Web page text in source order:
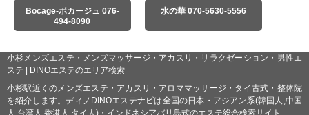
Bocage-ボカージュ 076-
494-8090
水の華 070-5630-5556
小杉メンズエステ・メンズマッサージ・アカスリ・リラクゼーション・男性エ
ステ | DINOエステのエリア検索
小杉駅近くのメンズエステ・アカスリ・アロママッサージ・タイ古式・整体院
を紹介します。ディノDINOエステナビは全国の日本・アジアン系(韓国人,中国
人,台湾人,香港人,タイ人)・インドネシアバリ島式のエステ総合検索サイト